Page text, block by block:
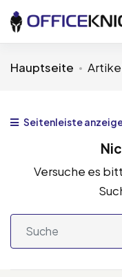
Hauptseite
Seitenleiste
Versuche es